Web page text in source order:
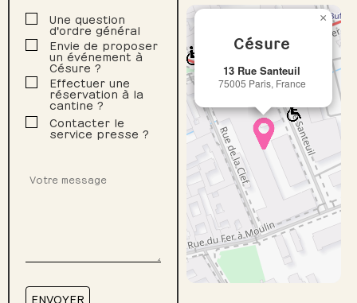
Une question
d'ordre général
Envie de proposer
un événement à
Césure ?
Effectuer une
réservation à la
cantine ?
Contacter le
service presse ?
ENVOYER
M
Césure
13 Rue Santeuil
75005 Paris, France
×
Leaflet
© OpenStreetMap
contributors & Thunderforest